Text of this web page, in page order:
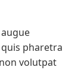
pharetra
volutpat